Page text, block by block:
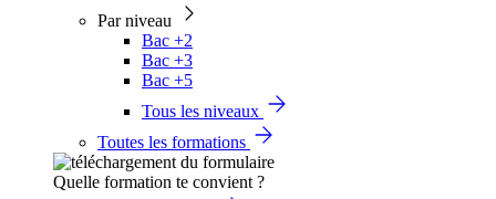
Par niveau
Bac +2
Bac +3
Bac +5
Tous les niveaux
Toutes les formations
Quelle formation te convient ?